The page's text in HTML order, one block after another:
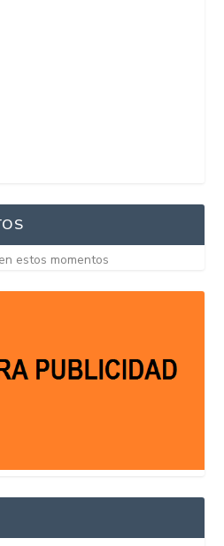
estos momentos